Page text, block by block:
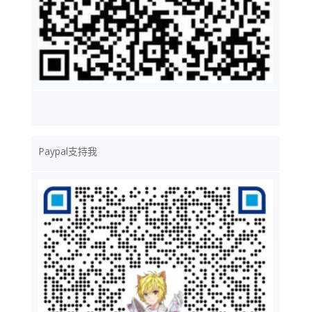
Paypal支持我